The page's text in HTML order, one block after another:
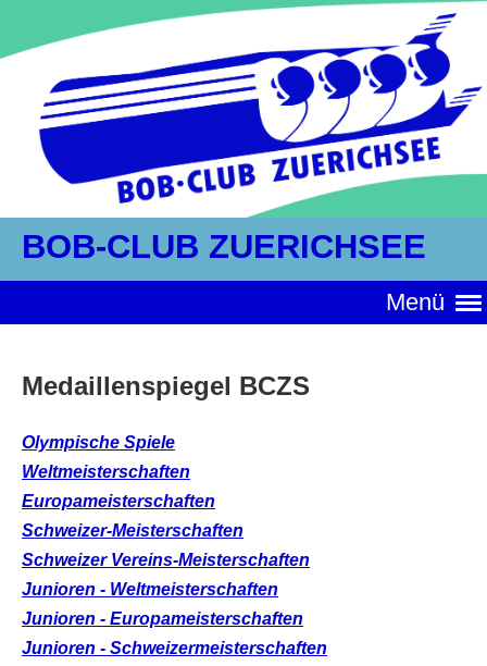
BOB-CLUB ZUERICHSEE
Menü
Medaillenspiegel BCZS
Olympische Spiele
Weltmeisterschaften
Europameisterschaften
Schweizer-Meisterschaften
Schweizer Vereins-Meisterschaften
Junioren - Weltmeisterschaften
Junioren - Europameisterschaften
Junioren - Schweizermeisterschaften